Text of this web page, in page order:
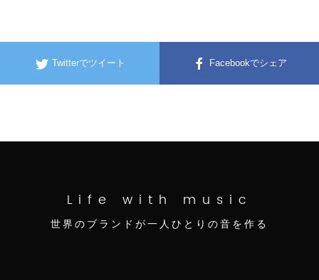
Twitterでツイート Facebookでシェア
Life with music
世界のブランドが一人ひとりの音を作る